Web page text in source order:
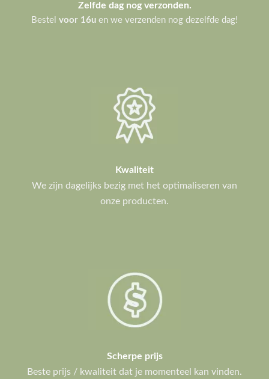
Zelfde dag nog verzonden.
Bestel voor 16u en we verzenden nog dezelfde dag!
Kwaliteit
We zijn dagelijks bezig met het optimaliseren van
onze producten.
Scherpe prijs
Beste prijs / kwaliteit dat je momenteel kan vinden.